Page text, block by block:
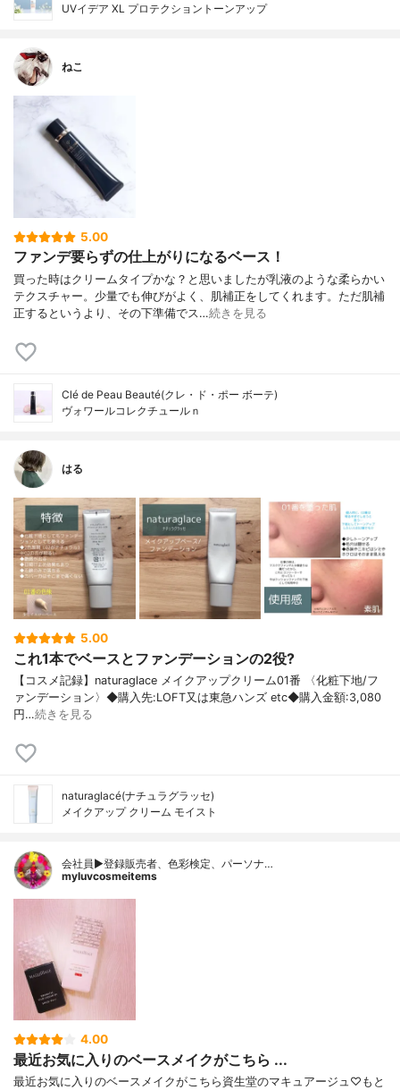
UVイデア XL プロテクショントーンアップ
ねこ
5.00
ファンデ要らずの仕上がりになるベース！
買った時はクリームタイプかな？と思いましたが乳液のような柔らかい
テクスチャー。少量でも伸びがよく、肌補正をしてくれます。ただ肌補
正するというより、その下準備でス…続きを見る
Clé de Peau Beauté(クレ・ド・ポー ボーテ)
ヴォワールコレクチュールｎ
はる
5.00
これ1本でベースとファンデーションの2役?
【コスメ記録】naturaglace メイクアップクリーム01番 〈化粧下地/フ
ァンデーション〉◆購入先:LOFT又は東急ハンズ etc◆購入金額:3,080
円…続きを見る
naturaglacé(ナチュラグラッセ)
メイクアップ クリーム モイスト
会社員▶︎登録販売者、色彩検定、パーソナ…
myluvcosmeitems
4.00
最近お気に入りのベースメイクがこちら ...
最近お気に入りのベースメイクがこちら資生堂のマキュアージュ♡もと